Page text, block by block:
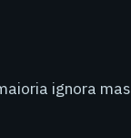
ignora mas